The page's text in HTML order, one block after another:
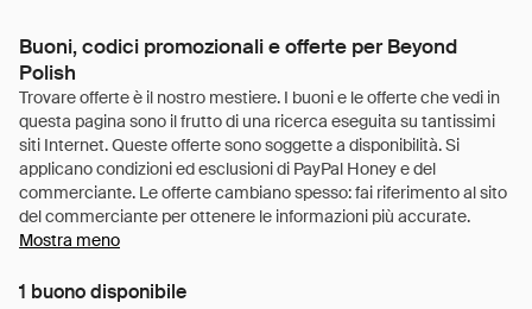
Buoni, codici promozionali e offerte per Beyond
Polish
Mostra meno
1 buono disponibile